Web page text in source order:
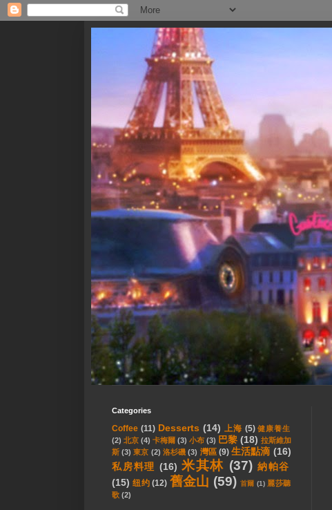
Categories
Coffee (11) Desserts (14) 上海 (5) 健康養生
(2) 北京 (4) 卡梅爾 (3) 小布 (3) 巴黎 (18) 拉斯維加
斯 (3) 東京 (2) 洛杉磯 (3) 灣區 (9) 生活點滴 (16)
私房料理 (16) 米其林 (37) 納帕谷
(15) 纽约 (12) 舊金山 (59) 首爾 (1) 麗莎聽
歌 (2)